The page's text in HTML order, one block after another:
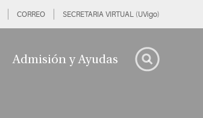
CORREO SECRETARIA VIRTUAL (UVigo)
Admisión y Ayudas